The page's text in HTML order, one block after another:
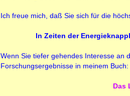
Ich freue mich, daß Sie sich für die
In Zeiten der
Wenn Sie tiefer gehendes Interesse an
Forschungsergebnisse in meinem Buch:
Das